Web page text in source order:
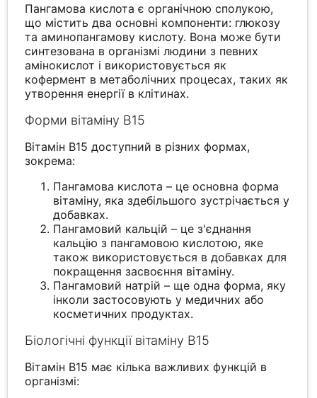
Пангамова кислота є органічною сполукою,
що містить два основні компоненти: глюкозу
та аминопангамову кислоту. Вона може бути
синтезована в організмі людини з певних
амінокислот і використовується як
кофермент в метаболічних процесах, таких як
утворення енергії в клітинах.
Форми вітаміну B15
Вітамін B15 доступний в різних формах,
зокрема:
Пангамова кислота – це основна форма
вітаміну, яка здебільшого зустрічається у
добавках.
Пангамовий кальцій – це з'єднання
кальцію з пангамовою кислотою, яке
також використовується в добавках для
покращення засвоєння вітаміну.
Пангамовий натрій – ще одна форма, яку
інколи застосовують у медичних або
косметичних продуктах.
Біологічні функції вітаміну B15
Вітамін B15 має кілька важливих функцій в
організмі: